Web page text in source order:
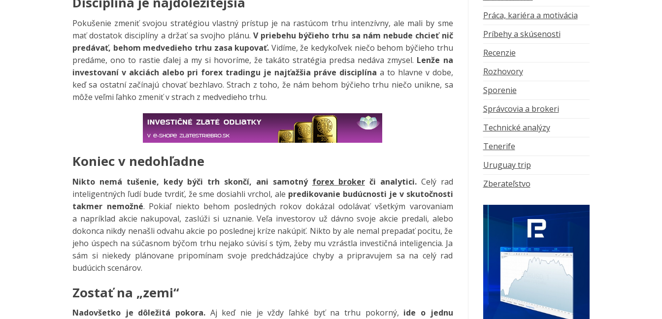
Pokušenie zmeniť svojou stratégiou vlastný prístup je na rastúcom trhu intenzívny, ale mali by sme
mať dostatok disciplíny a držať sa svojho plánu. V priebehu býčieho trhu sa nám nebude chcieť nič
predávať, behom medvedieho trhu zasa kupovať. Vidíme, že kedykoľvek niečo behom býčieho trhu
predáme, ono to rastie ďalej a my si hovoríme, že takáto stratégia predsa nedáva zmysel. Lenže na
investovaní v akciách alebo pri forex tradingu je najťažšia práve disciplína a to hlavne v dobe,
keď sa ostatní začínajú chovať bezhlavo. Strach z toho, že nám behom býčieho trhu niečo unikne, sa
môže veľmi ľahko zmeniť v strach z medvedieho trhu.
Koniec v nedohľadne
Nikto nemá tušenie, kedy býči trh skončí, ani samotný forex brokerči analytici.Celý rad
inteligentných ľudí bude tvrdiť, že sme dosiahli vrchol, ale predikovanie budúcnosti je v skutočnosti
takmer nemožné. Pokiaľ niekto behom posledných rokov dokázal odolávať všetkým varovaniam
a napríklad akcie nakupoval, zaslúži si uznanie. Veľa investorov už dávno svoje akcie predali, alebo
dokonca nikdy nenašli odvahu akcie po poslednej kríze nakúpiť. Nikto by ale nemal prepadať pocitu, že
jeho úspech na súčasnom býčom trhu nejako súvisí s tým, žeby mu vzrástla investičná inteligencia. Ja
sám si niekedy plánovane pripomínam svoje predchádzajúce chyby a pripravujem sa na celý rad
budúcich scenárov.
Zostať na „zemi“
Nadovšetko je dôležitá pokora.Aj keď nie je vždy ľahké byť na trhu pokorný, ide o jednu
Práca, kariéra a motivácia
Príbehy a skúsenosti
Recenzie
Rozhovory
Sporenie
Správcovia a brokeri
Technické analýzy
Tenerife
Uruguay trip
Zberateľstvo